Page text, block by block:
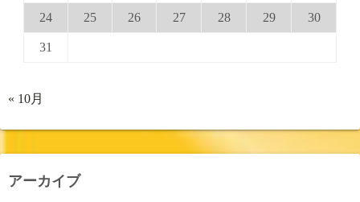
24 25 26 27 28 29 30
31
« 10月
アーカイブ